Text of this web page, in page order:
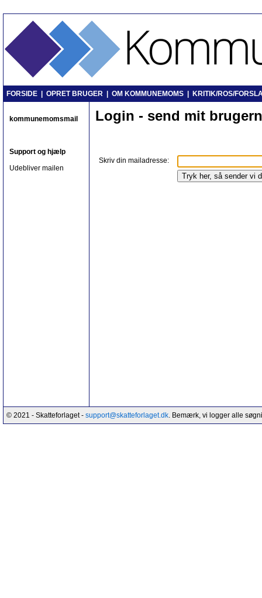
FORSIDE OPRET BRUGER OM KOMMUNEMOMS KRITIK/ROS/
kommunemomsmail
Support og hjælp
Udebliver mailen
Login - send mit
Skriv din mailadresse:
© 2021 - Skatteforlaget - support@skatteforlaget.dk. Bemærk, vi logger alle